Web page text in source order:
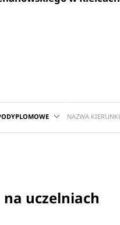
uczelniach